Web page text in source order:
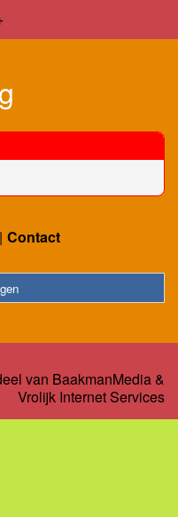
Contact
van BaakmanMedia&
Vrolijk Internet Services